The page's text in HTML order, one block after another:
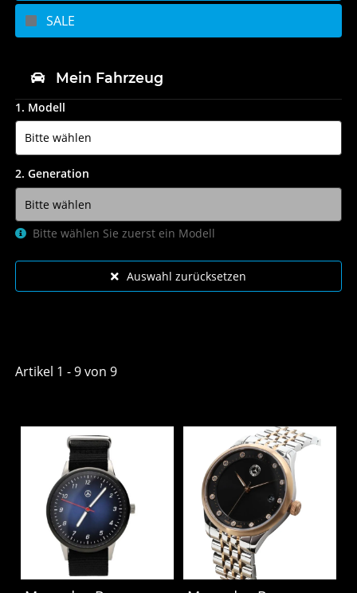
Artikel 1 - 9 von 9
SALE
Mein Fahrzeug
1. Modell
2. Generation
Bitte wählen Sie zuerst ein Modell
Auswahl zurücksetzen